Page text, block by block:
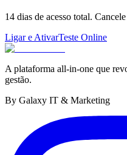
14 dias de acesso total.
Ligar e AtivarTeste Online
A plataforma all-in-one que
gestão.
By Galaxy IT & Marketing